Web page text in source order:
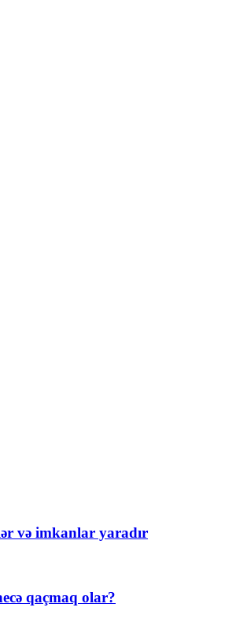
və imkanlar yaradır
qaçmaq olar?